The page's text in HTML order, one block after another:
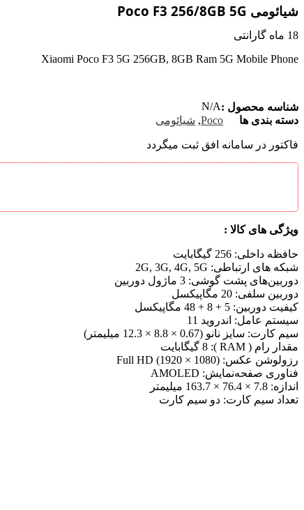
شیائومی Poco F3 256/8GB 5G
18 ماه گارانتی
Xiaomi Poco F3 5G 256GB, 8GB Ram 5G Mobile Phone
شناسه محصول :N/A
دسته بندی ها
Poco
, شیائومی
فاکتور در سامانه افق ثبت میگردد
ویژگی های کالا :
حافظه داخلی:
شبکه های ارتباطی:
دوربین‌های پشت گوشی:
دوربین سلفی:
کیفیت دوربین:
سیستم عامل: اندروید 11
سیم کارت: سایز نانو (0.67 × 8.8 × 12.3 میلیمتر)
مقدار رام ( RAM ):
رزولوشن عکس: (1080 × 1920) Full HD
فناوری صفحه‌نمایش:
اندازه:
تعداد سیم کارت: دو سیم کارت